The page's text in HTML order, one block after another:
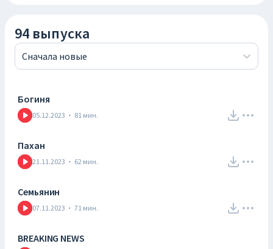
94 выпуска
Сначала новые
Богиня
05.12.2023 · 81 мин.
Пахан
21.11.2023 · 62 мин.
Семьянин
07.11.2023 · 71 мин.
BREAKING NEWS
неделю. Все выпуски доступны по подписке:
«Терменвокс» —